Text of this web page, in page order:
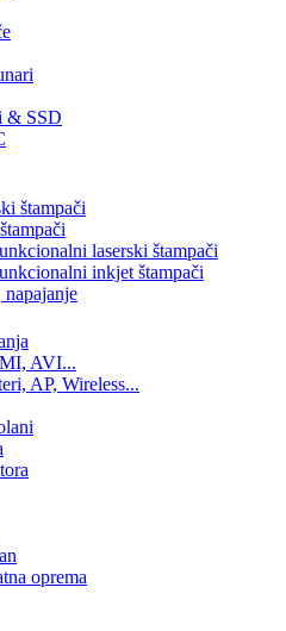
& SSD
štampači
laserski štampači
inkjet štampači
AVI...
AP, Wireless...
oprema